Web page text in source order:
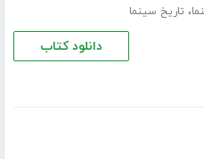
، تاریخ سینما
دانلود کتاب